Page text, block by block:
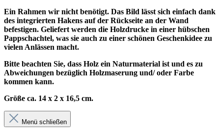
Ein Rahmen wir nicht benötigt. Das Bild lässt sich einfach dank
des integrierten Hakens auf der Rückseite an der Wand
befestigen. Geliefert werden die Holzdrucke in einer hübschen
Pappschachtel, was sie auch zu einer schönen Geschenkidee zu
vielen Anlässen macht.
Bitte beachten Sie, dass Holz ein Naturmaterial ist und es zu
Abweichungen bezüglich Holzmaserung und/ oder Farbe
kommen kann.
Größe ca. 14 x 2 x 16,5 cm.
Menü schließen